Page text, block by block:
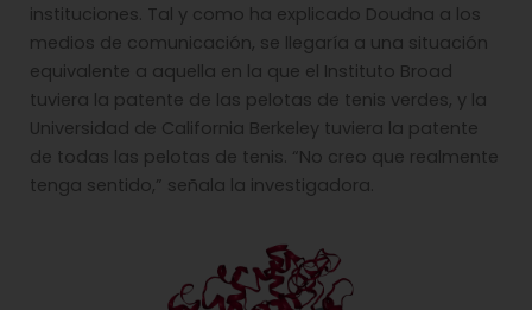
instituciones. Tal y como ha explicado Doudna a los
medios de comunicación, se llegaría a una situación
equivalente a aquella en la que el Instituto Broad
tuviera la patente de las pelotas de tenis verdes, y la
Universidad de California Berkeley tuviera la patente
de todas las pelotas de tenis. “No creo que realmente
tenga sentido,” señala la investigadora.